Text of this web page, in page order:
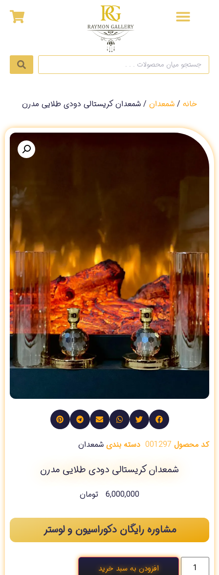
خانه / شمعدان / شمعدان کریستالی دودی طلایی مدرن
کد محصول 001297 دسته بندی شمعدان
شمعدان کریستالی دودی طلایی مدرن
6,000,000 تومان
مشاوره رایگان دکوراسیون و لوستر
افزودن به سبد خرید